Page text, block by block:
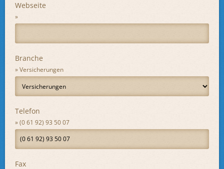
Webseite
Branche
Versicherungen
Telefon
(0 61 92) 93 50 07
Fax